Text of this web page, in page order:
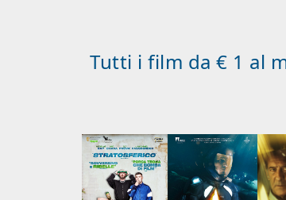
Tutti i film da € 1 al